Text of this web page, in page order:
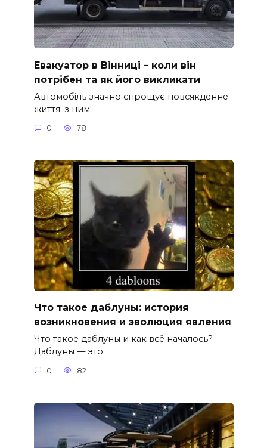
Евакуатор в Вінниці – коли він
потрібен та як його викликати
Автомобіль значно спрощує повсякденне
життя: з ним
0 78
Что такое даблуны: история
возникновения и эволюция явления
Что такое даблуны и как всё началось?
Даблуны — это
0 82